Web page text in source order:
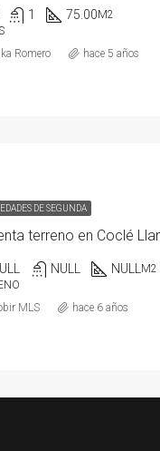
1 75.00M2
Romero hace 5 años
DE SEGUNDA
NULL NULL M2
MLS hace 6 años